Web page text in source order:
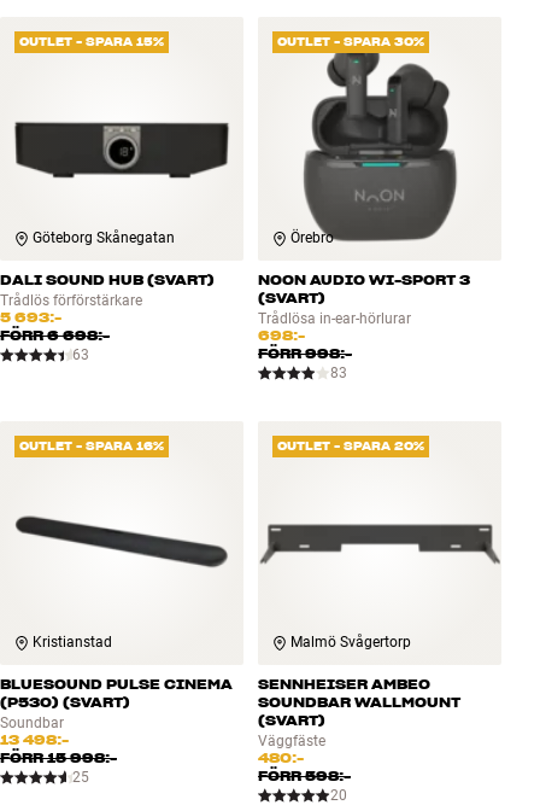
OUTLET - SPARA 15%
Göteborg Skånegatan
DALI SOUND HUB (SVART)
Trådlös förförstärkare
5 693:-
FÖRR6 698:-
63
OUTLET - SPARA 30%
Örebro
NOON AUDIO WI-SPORT 3
(SVART)
Trådlösa in-ear-hörlurar
698:-
FÖRR998:-
83
OUTLET - SPARA 16%
Kristianstad
BLUESOUND PULSE CINEMA
(P530) (SVART)
Soundbar
13 498:-
FÖRR15 998:-
25
OUTLET - SPARA 20%
Malmö Svågertorp
SENNHEISER AMBEO
SOUNDBAR WALLMOUNT
(SVART)
Väggfäste
480:-
FÖRR598:-
20